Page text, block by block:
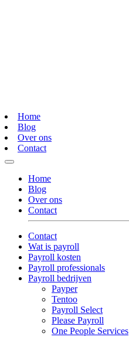
Home
Blog
Over ons
Contact
Home
Blog
Over ons
Contact
Contact
Wat is payroll
Payroll kosten
Payroll professionals
Payroll bedrijven
Payper
Tentoo
Payroll Select
Please Payroll
One People Services